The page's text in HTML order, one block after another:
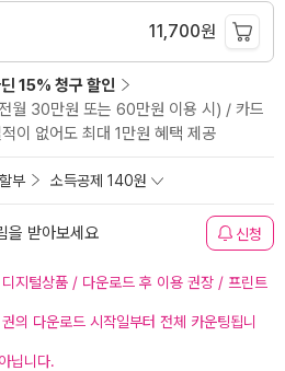
11,700원
15% 청구 할인
월 30만원 또는 60만원 이용 시) / 카드
이 없어도 최대 1만원 혜택 제공
부 소득공제 140원
을 받아보세요 신청
지털상품 / 다운로드 후 이용 권장 / 프린트
의 다운로드 시작일부터 전체 카운팅됩니
닙니다.